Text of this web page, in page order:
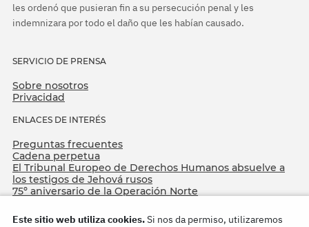
les ordenó que pusieran fin a su persecución penal y les
indemnizara por todo el daño que les habían causado.
SERVICIO DE PRENSA
Sobre nosotros
Privacidad
ENLACES DE INTERÉS
Preguntas frecuentes
Cadena perpetua
El Tribunal Europeo de Derechos Humanos absuelve a
los testigos de Jehová rusos
75º aniversario de la Operación Norte
Este sitio web utiliza cookies.Si nos da permiso, utilizaremos